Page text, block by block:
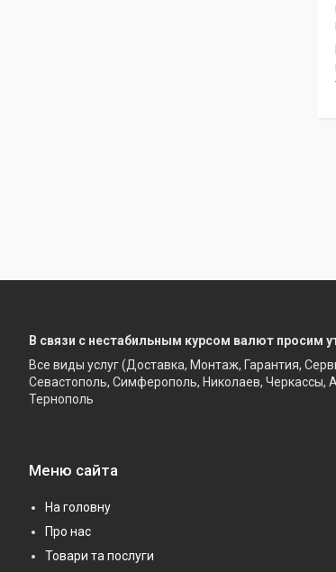
В связи с нестабильным курсом валют просим
Все виды услуг (Доставка, Монтаж, Гарантия,
Севастополь, Симферополь, Николаев,
Тернополь
Меню сайта
На головну
Про нас
Товари та послуги